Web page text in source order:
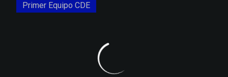
Primer Equipo CDE